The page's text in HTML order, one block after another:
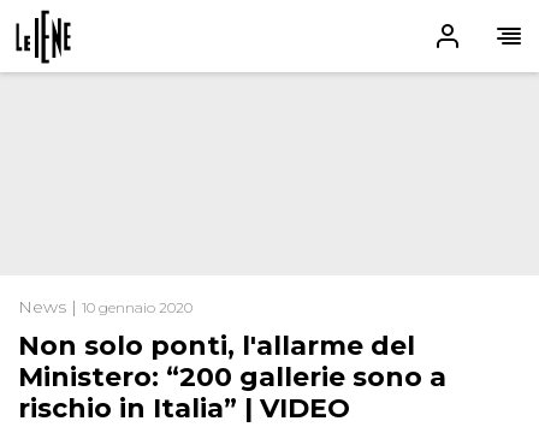
News | 10 gennaio 2020
Non solo ponti, l'allarme del
Ministero: “200 gallerie sono a
rischio in Italia” | VIDEO